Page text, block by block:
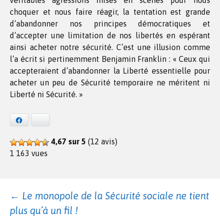
choquer et nous faire réagir, la tentation est grande
d’abandonner nos principes démocratiques et
d’accepter une limitation de nos libertés en espérant
ainsi acheter notre sécurité. C’est une illusion comme
l’a écrit si pertinemment Benjamin Franklin : « Ceux qui
accepteraient d’abandonner la Liberté essentielle pour
acheter un peu de Sécurité temporaire ne méritent ni
Liberté ni Sécurité. »
4,67 sur 5 (12 avis)
1 163 vues
Navigation
← Le monopole de la Sécurité sociale ne tient
plus qu’à un fil !